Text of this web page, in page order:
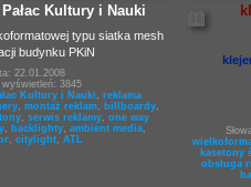
Kultury i Nauki
typu siatka mesh
budynku PKiN
22.01.2008
wyświetleń: 3845
Kultury i Nauki , reklama
, montaż reklam, billboardy,
, serwis reklamy, one way
, backlighty, ambient media,
, citylight, ATL
kasetony
obsługa